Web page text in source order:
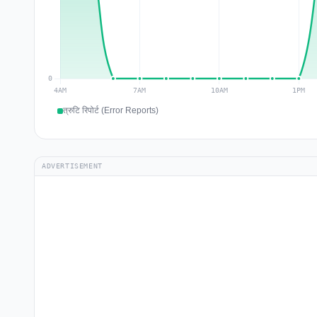
त्रुटि रिपोर्ट (Error Reports)
ADVERTISEMENT